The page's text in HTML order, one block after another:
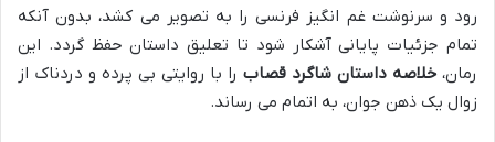
رود و سرنوشت غم انگیز فرنسی را به تصویر می کشد، بدون آنکه
تمام جزئیات پایانی آشکار شود تا تعلیق داستان حفظ گردد. این
رمان، خلاصه داستان شاگرد قصاب را با روایتی بی پرده و دردناک از
زوال یک ذهن جوان، به اتمام می رساند.